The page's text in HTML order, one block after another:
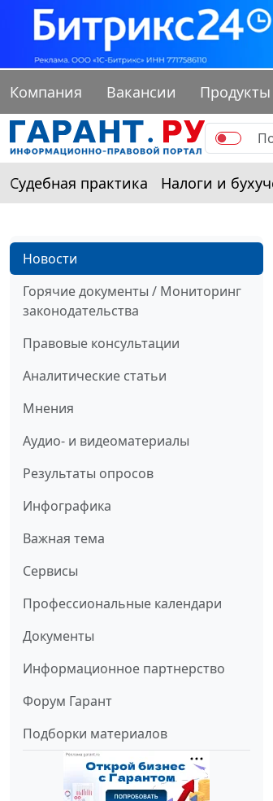
Компания Вакансии Продукты
Судебная практика Налоги и
Новости
Горячие документы / Мониторинг
законодательства
Правовые консультации
Аналитические статьи
Мнения
Аудио- и видеоматериалы
Результаты опросов
Инфографика
Важная тема
Сервисы
Профессиональные календари
Документы
Информационное партнерство
Форум Гарант
Подборки материалов